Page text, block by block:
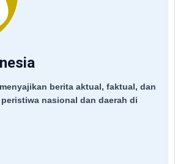
berita aktual, faktual, dan
nasional dan daerah di